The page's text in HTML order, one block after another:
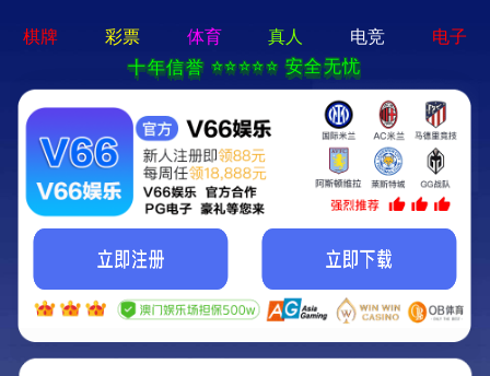
关于润和 产品中心 新闻动态
工程案例 售后服务 联系我们